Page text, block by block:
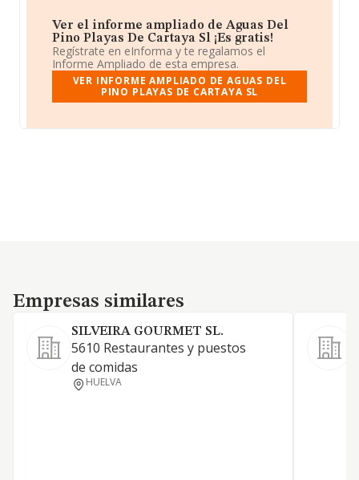
Ver el informe ampliado de Aguas Del
Pino Playas De Cartaya Sl ¡Es gratis!
Regístrate en eInforma y te regalamos el
Informe Ampliado de esta empresa.
VER INFORME AMPLIADO DE AGUAS DEL
PINO PLAYAS DE CARTAYA SL
Empresas similares
Empresas similares
SILVEIRA GOURMET SL.
5610 Restaurantes y puestos
de comidas
HUELVA